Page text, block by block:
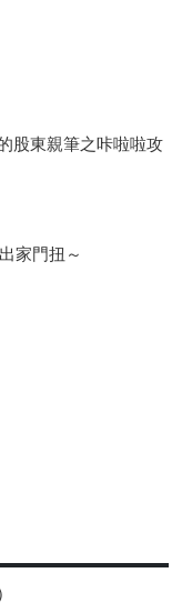
股東親筆之咔啦啦攻
家門扭～